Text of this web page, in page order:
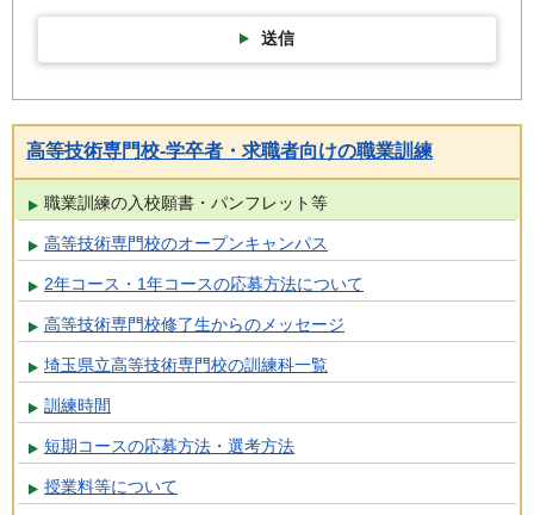
送信
高等技術専門校-学卒者・求職者向けの職業訓練
職業訓練の入校願書・パンフレット等
高等技術専門校のオープンキャンパス
2年コース・1年コースの応募方法について
高等技術専門校修了生からのメッセージ
埼玉県立高等技術専門校の訓練科一覧
訓練時間
短期コースの応募方法・選考方法
授業料等について